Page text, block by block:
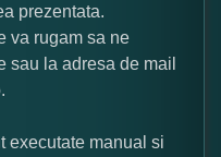
prezentata.
va rugam sa ne
sau la adresa de mail
executate manual si